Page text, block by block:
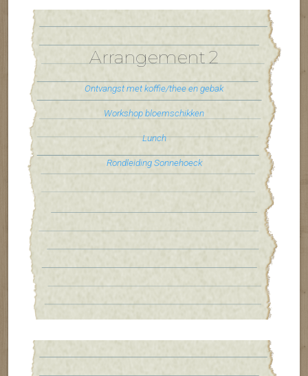
Arrangement 2
Ontvangst met koffie/thee en gebak
Workshop bloemschikken
Lunch
Rondleiding Sonnehoeck